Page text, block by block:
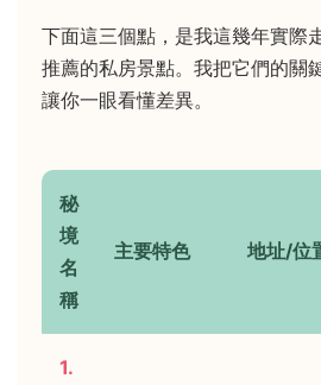
下面這三個點，是我這幾年實際
推薦的私房景點。我把它們的關
讓你一眼看懂差異。
秘
境
名
稱
主要特色 地址/位
1.